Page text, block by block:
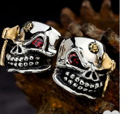
セール商品